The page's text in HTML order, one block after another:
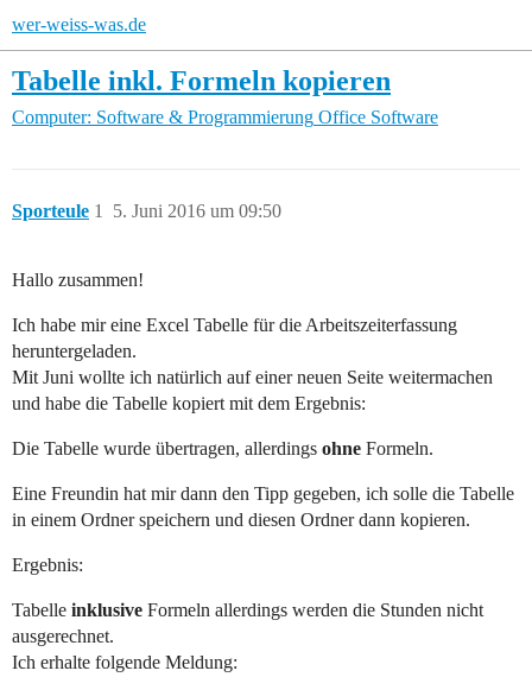
wer-weiss-was.de
Tabelle inkl. Formeln kopieren
Computer: Software & Programmierung Office Software
Sporteule 5. Juni 2016 um 09:50
1
Hallo zusammen!
Ich habe mir eine Excel Tabelle für die Arbeitszeiterfassung
heruntergeladen.
Mit Juni wollte ich natürlich auf einer neuen Seite weitermachen
und habe die Tabelle kopiert mit dem Ergebnis:
Die Tabelle wurde übertragen, allerdings ohne Formeln.
Eine Freundin hat mir dann den Tipp gegeben, ich solle die Tabelle
in einem Ordner speichern und diesen Ordner dann kopieren.
Ergebnis:
Tabelle inklusive Formeln allerdings werden die Stunden nicht
ausgerechnet.
Ich erhalte folgende Meldung: